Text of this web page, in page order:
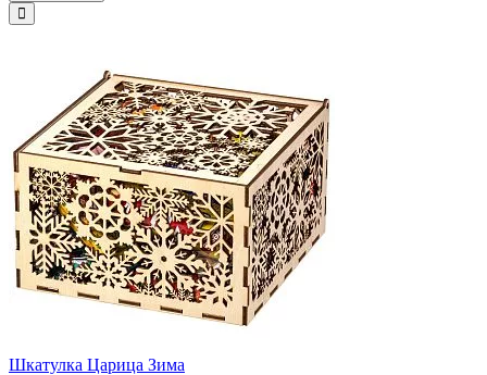
Шкатулка Царица Зима